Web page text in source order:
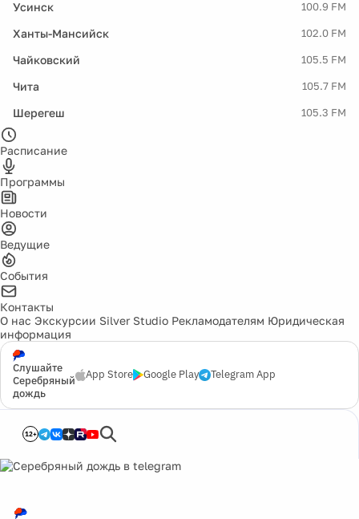
Усинск 100.9 FM
Ханты-Мансийск 102.0 FM
Чайковский 105.5 FM
Чита 105.7 FM
Шерегеш 105.3 FM
Расписание
Программы
Новости
Ведущие
События
Контакты
О нас Экскурсии Silver Studio Рекламодателям Юридическая
информация
Слушайте
Серебряный
дождь
App Store Google Play Telegram App
12+